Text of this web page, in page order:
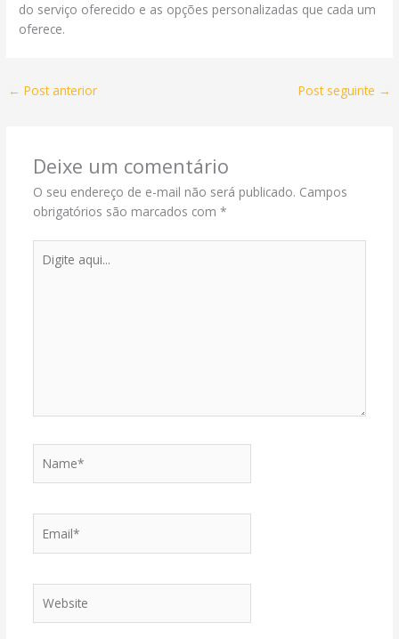
do serviço oferecido e as opções personalizadas que cada um
oferece.
← Post anterior Post seguinte →
Deixe um comentário
O seu endereço de e-mail não será publicado. Campos
obrigatórios são marcados com *
aqui...